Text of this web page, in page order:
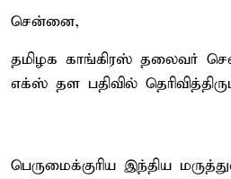
சென்னை,
தமிழக காங்கிரஸ் தலைவர்
எக்ஸ் தள பதிவில்
பெருமைக்குரிய இந்திய